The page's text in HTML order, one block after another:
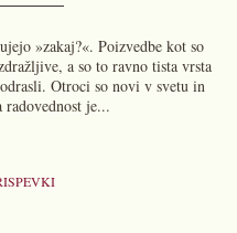
»zakaj?«. Poizvedbe kot so
a so to ravno tista vrsta
Otroci so novi v svetu in
je...